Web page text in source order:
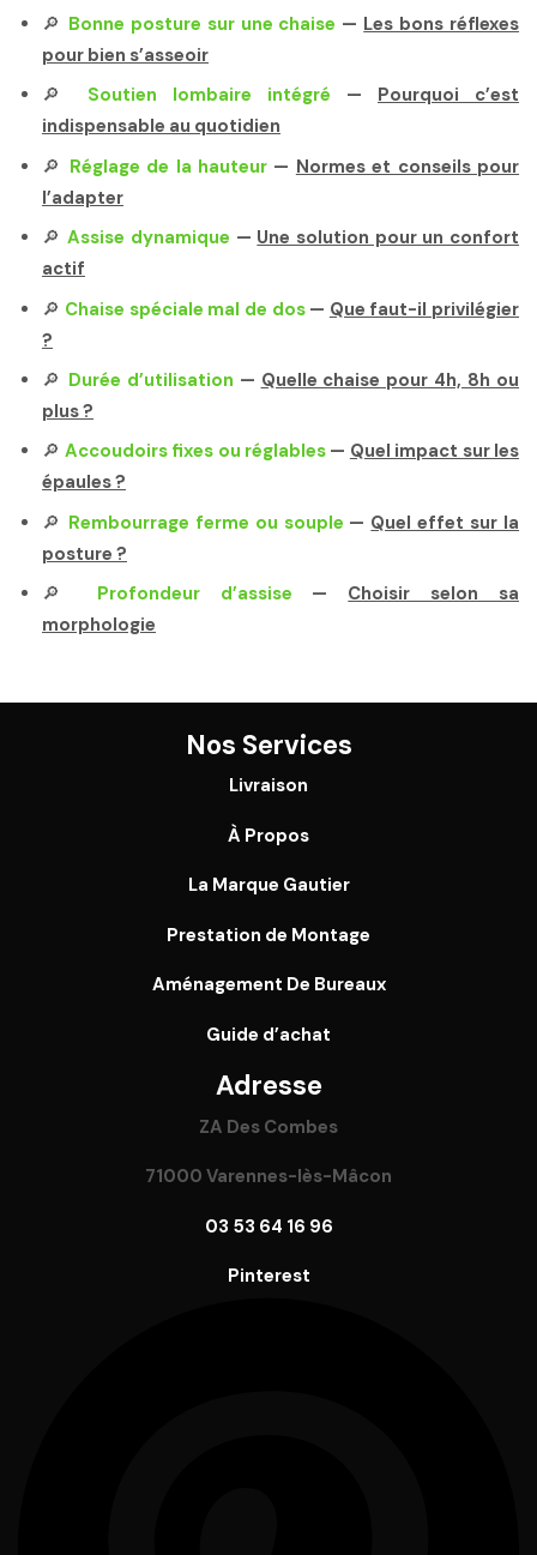
🔎 Bonne posture sur une chaise — Les bons réflexes
pour bien s’asseoir
🔎 Soutien lombaire intégré — Pourquoi c’est
indispensable au quotidien
🔎 Réglage de la hauteur — Normes et conseils pour
l’adapter
🔎Assise dynamique — Une solution pour un confort
actif
🔎 Chaise spéciale mal de dos— Que faut-il privilégier
?
🔎 Durée d’utilisation — Quelle chaise pour 4h, 8h ou
plus ?
🔎 Accoudoirs fixes ou réglables — Quel impact sur les
épaules ?
🔎 Rembourrage ferme ou souple — Quel effet sur la
posture ?
🔎 Profondeur d’assise — Choisir selon sa
morphologie
Nos Services
Livraison
À Propos
La Marque Gautier
Prestation de Montage
Aménagement De Bureaux
Guide d’achat
Adresse
ZA Des Combes
71000 Varennes-lès-Mâcon
03 53 64 16 96
Pinterest